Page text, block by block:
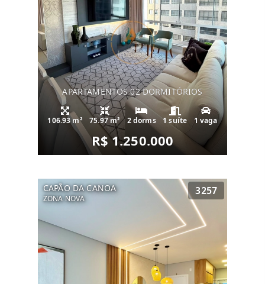
APARTAMENTOS 02 DORMITÓRIOS
106.93 m² 75.97 m² 2 dorms 1 suíte 1 vaga
R$ 1.250.000
CAPÃO DA CANOA
ZONA NOVA
3257